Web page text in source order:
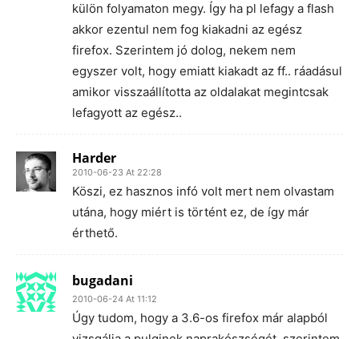
külön folyamaton megy. Így ha pl lefagy a flash
akkor ezentul nem fog kiakadni az egész
firefox. Szerintem jó dolog, nekem nem
egyszer volt, hogy emiatt kiakadt az ff.. ráadásul
amikor visszaállította az oldalakat megintcsak
lefagyott az egész..
Harder
2010-06-23 At 22:28
Köszi, ez hasznos infó volt mert nem olvastam
utána, hogy miért is történt ez, de így már
érthető.
bugadani
2010-06-24 At 11:12
Úgy tudom, hogy a 3.6-os firefox már alapból